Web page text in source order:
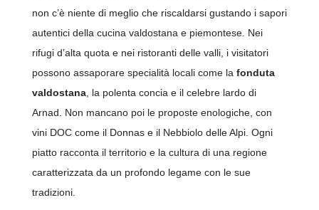
non c’è niente di meglio che riscaldarsi gustando i sapori
autentici della cucina valdostana e piemontese. Nei
rifugi d’alta quota e nei ristoranti delle valli, i visitatori
possono assaporare specialità locali come la fonduta
valdostana, la polenta concia e il celebre lardo di
Arnad. Non mancano poi le proposte enologiche, con
vini DOC come il Donnas e il Nebbiolo delle Alpi. Ogni
piatto racconta il territorio e la cultura di una regione
caratterizzata da un profondo legame con le sue
tradizioni.